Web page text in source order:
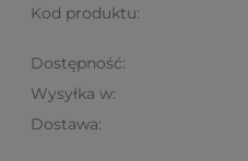
Kod produktu:
Dostępność:
Wysyłka w:
Dostawa:
Cena nie zawiera